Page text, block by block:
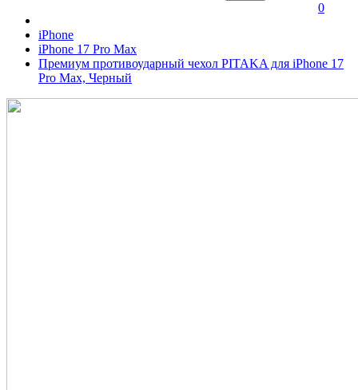
0
iPhone
iPhone 17 Pro Max
Премиум противоударный чехол PITAKA для iPhone 17
Pro Max, Черный